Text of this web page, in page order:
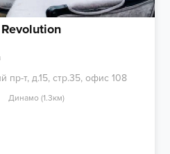
пр-т, д.15, стр.35, офис 108
Динамо (1.3км)